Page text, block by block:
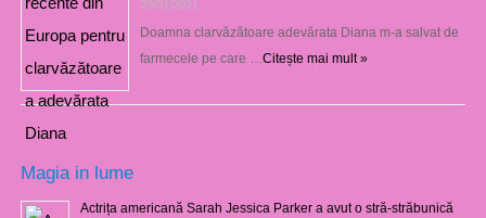
29/01/2021
Doamna clarvăzătoare adevărata Diana m-a salvat de
farmecele pe care … Citește mai mult »
Magia in lume
Actrița americană Sarah Jessica Parker a avut o stră-străbunică